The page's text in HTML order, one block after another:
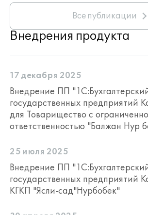
Все публикации
Внедрения продукта
17 декабря 2025
Внедрение ПП
государственных предприятий
для Товарищество с
ответственностью "Балжан Нур
25 июля 2025
Внедрение ПП
государственных предприятий
КГКП "Ясли-сад"Нурбобек"